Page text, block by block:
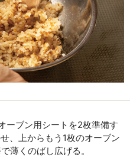
ーブン用シートを2枚準備す
、上からもう1枚のオーブン
薄くのばし広げる。